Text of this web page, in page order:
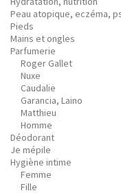
Peau atopique, eczéma,
Pieds
Mains et ongles
Parfumerie
Roger Gallet
Nuxe
Caudalie
Garancia, Laino
Matthieu
Homme
Déodorant
Je mépile
Hygiène intime
Femme
Fille